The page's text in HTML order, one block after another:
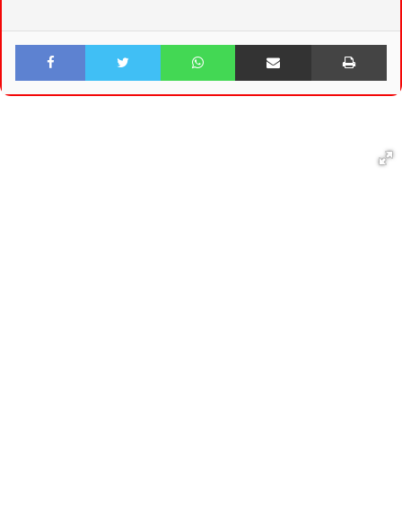
Facebook Twitter WhatsApp Share via Email Print